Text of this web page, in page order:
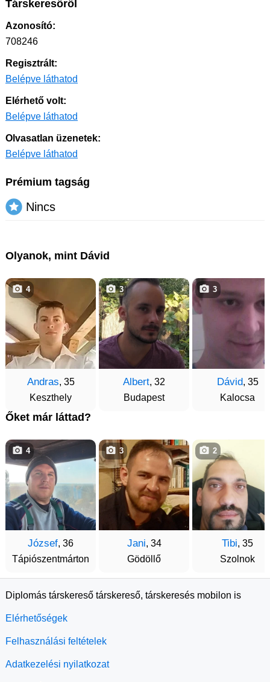
Társkeresőről
Azonosító:
708246
Regisztrált:
Belépve láthatod
Elérhető volt:
Belépve láthatod
Olvasatlan üzenetek:
Belépve láthatod
Prémium tagság
Nincs
Olyanok, mint Dávid
Andras, 35
Keszthely
4
Albert, 32
Budapest
3
Dávid, 35
Kalocsa
3
Őket már láttad?
József, 36
Tápiószentmárton
4
Jani, 34
Gödöllő
3
Tibi, 35
Szolnok
2
Diplomás társkereső társkereső, társkeresés mobilon is
Elérhetőségek
Felhasználási feltételek
Adatkezelési nyilatkozat